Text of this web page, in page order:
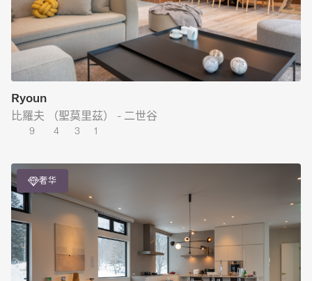
Ryoun
比羅夫 （聖莫里茲） - 二世谷
9 4 3 1
奢华